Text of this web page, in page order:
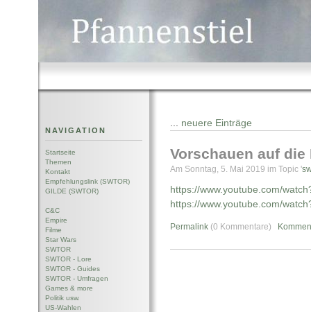
NAVIGATION
Startseite
Themen
Kontakt
Empfehlungslink (SWTOR)
GILDE (SWTOR)
C&C
Empire
Filme
Star Wars
SWTOR
SWTOR - Lore
SWTOR - Guides
SWTOR - Umfragen
Games & more
Politik usw.
US-Wahlen
... neuere Einträge
Vorschauen auf
Am Sonntag, 5. Mai 2019 im Topic '
https://www.youtube.com/
https://www.youtube.com/
Permalink (0 Kommentare)